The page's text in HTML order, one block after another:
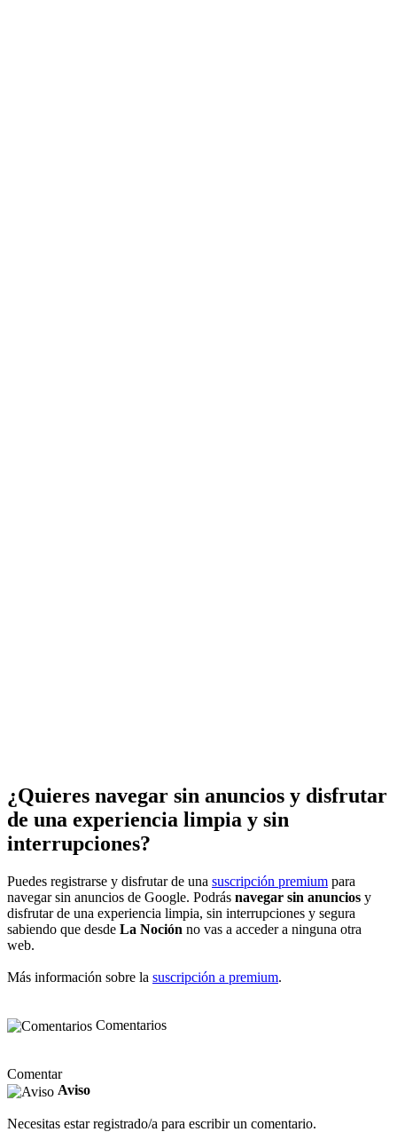
¿Quieres navegar sin anuncios y disfrutar
de una experiencia limpia y sin
interrupciones?
Puedes registrarse y disfrutar de una suscripción premium para
navegar sin anuncios de Google. Podrás navegar sin anuncios y
disfrutar de una experiencia limpia, sin interrupciones y segura
sabiendo que desde La Noción no vas a acceder a ninguna otra
web.
Más información sobre la suscripción a premium.
Comentarios
Comentar
Aviso
Necesitas estar registrado/a para escribir un comentario.